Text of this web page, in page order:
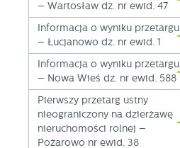
– Wartosław dz. nr ewid. 47
Informacja o wyniku przetargu
– Łucjanowo dz. nr ewid. 1
Informacja o wyniku przetargu
– Nowa Wieś dz. nr ewid. 588
Pierwszy przetarg ustny
nieograniczony na dzierżawę
nieruchomości rolnej –
Pożarowo nr ewid. 38